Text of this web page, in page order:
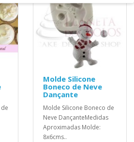
Molde Silicone
Boneco de Neve
Dançante
Molde Silicone Boneco de
Neve DançanteMedidas
Aproximadas Molde:
8x6cms..